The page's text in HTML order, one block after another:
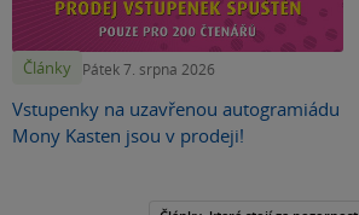
Články Pátek 7. srpna 2026
Vstupenky na uzavřenou autogramiádu
Mony Kasten jsou v prodeji!